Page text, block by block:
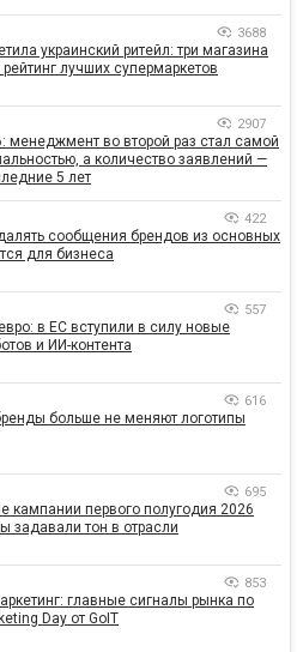
3688
украинский ритейл: три магазина
лучших супермаркетов
2907
менеджмент во второй раз стал самой
а количество заявлений —
5 лет
422
сообщения брендов из основных
для бизнеса
557
в ЕС вступили в силу новые
и ИИ-контента
616
больше не меняют логотипы
695
кампании первого полугодия 2026
задавали тон в отрасли
853
главные сигналы рынка по
Day от GoIT